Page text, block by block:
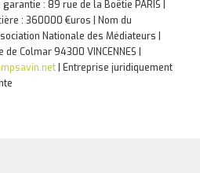
: 89 rue de la Boëtie PARIS |
: 360000 €uros | Nom du
Nationale des Médiateurs |
Colmar 94300 VINCENNES |
Entreprise juridiquement